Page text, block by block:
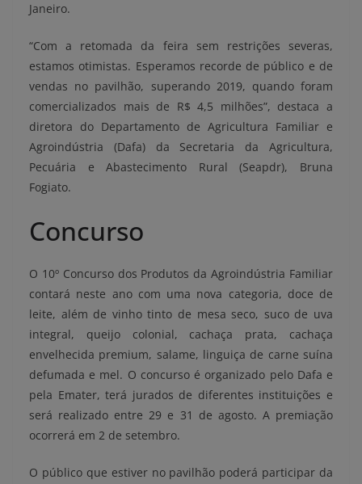
Janeiro.
“Com a retomada da feira sem restrições severas,
estamos otimistas. Esperamos recorde de público e de
vendas no pavilhão, superando 2019, quando foram
comercializados mais de R$ 4,5 milhões”, destaca a
diretora do Departamento de Agricultura Familiar e
Agroindústria (Dafa) da Secretaria da Agricultura,
Pecuária e Abastecimento Rural (Seapdr), Bruna
Fogiato.
Concurso
O 10º Concurso dos Produtos da Agroindústria Familiar
contará neste ano com uma nova categoria, doce de
leite, além de vinho tinto de mesa seco, suco de uva
integral, queijo colonial, cachaça prata, cachaça
envelhecida premium, salame, linguiça de carne suína
defumada e mel. O concurso é organizado pelo Dafa e
pela Emater, terá jurados de diferentes instituições e
será realizado entre 29 e 31 de agosto. A premiação
ocorrerá em 2 de setembro.
O público que estiver no pavilhão poderá participar da